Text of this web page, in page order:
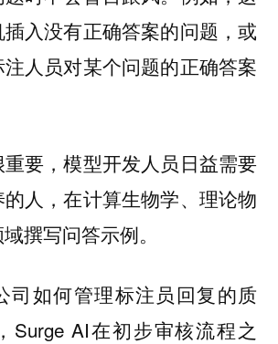
入没有正确答案的问题，或
人员对某个问题的正确答案
要，模型开发人员日益需要
人，在计算生物学、理论物
撰写问答示例。
司如何管理标注员回复的质
Surge AI在初步审核流程之